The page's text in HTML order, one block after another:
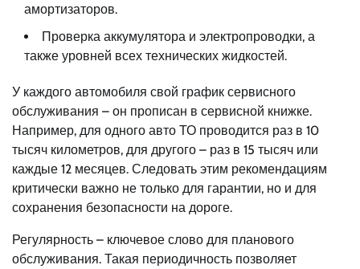
амортизаторов.
Проверка аккумулятора и электропроводки, а
также уровней всех технических жидкостей.
У каждого автомобиля свой график сервисного
обслуживания – он прописан в сервисной книжке.
Например, для одного авто ТО проводится раз в 10
тысяч километров, для другого – раз в 15 тысяч или
каждые 12 месяцев. Следовать этим рекомендациям
критически важно не только для гарантии, но и для
сохранения безопасности на дороге.
Регулярность – ключевое слово для планового
обслуживания. Такая периодичность позволяет